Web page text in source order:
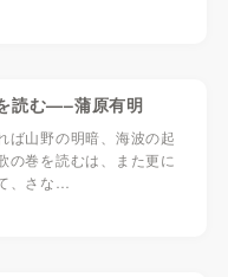
読む—–蒲原有明
ば山野の明暗、海波の起
の巻を読むは、また更に
、さな…